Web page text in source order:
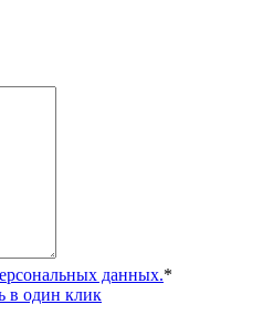
данных.*
в один клик